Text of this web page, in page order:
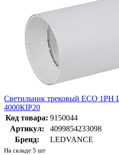
Светильник трековый ECO
4000КIP20
Код товара: 9150044
Артикул:
4099854233098
Бренд:
LEDVANCE
На складе 5 шт